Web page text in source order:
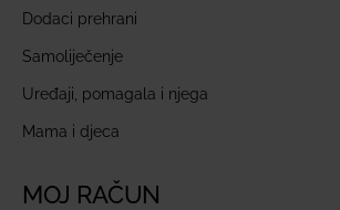
Dodaci prehrani
Samoliječenje
Uređaji, pomagala i njega
Mama i djeca
MOJ RAČUN